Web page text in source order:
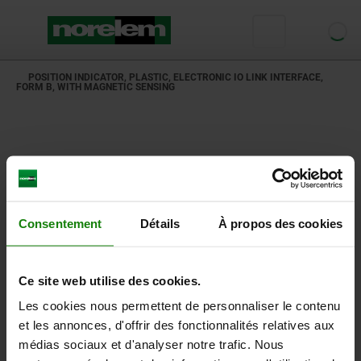
Consentement Détails À propos des cookies
Ce site web utilise des cookies.
Les cookies nous permettent de personnaliser le contenu
et les annonces, d'offrir des fonctionnalités relatives aux
médias sociaux et d'analyser notre trafic. Nous
POSITION INDICATOR, PLASTIC, ELECTRONIC IO LINK INTERFACE,
FORM B, WITH MAGNETIC SENSING